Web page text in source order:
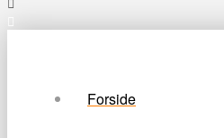
Forside